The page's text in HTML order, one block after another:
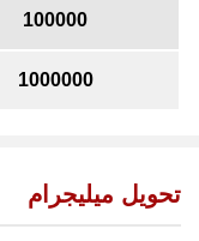
100000
1000000
تحويل ميليجرام